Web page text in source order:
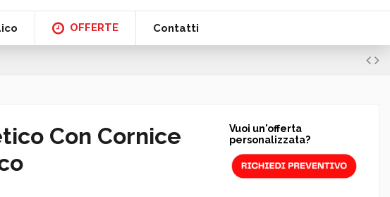
OFFERTE Contatti
Con Cornice
Vuoi un'offerta
personalizzata?